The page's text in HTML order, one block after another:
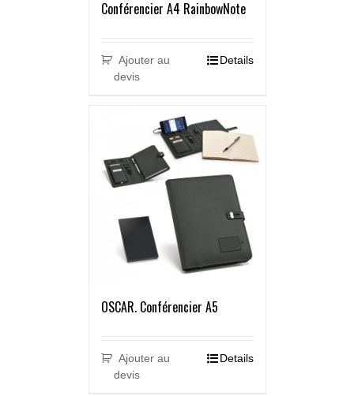
Conférencier A4 RainbowNote
Ajouter au
devis
Details
OSCAR. Conférencier A5
Ajouter au
devis
Details